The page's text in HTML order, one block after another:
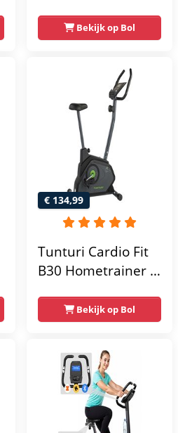
Weerstandniveau's
- Verstelbaar zadel
Tablethouder -
Max. 120 kg
Gebruikersgewicht
- Fitnessfiets
Bekijk op Bol
€ 134,99
Tunturi Cardio Fit
B30 Hometrainer -
weerstandsniveaus
- Tablethouder -
Hartslagfunctie en
transportwielen
Bekijk op Bol